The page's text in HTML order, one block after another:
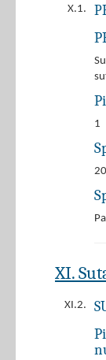
X.1.
1
XI.
XI.2.